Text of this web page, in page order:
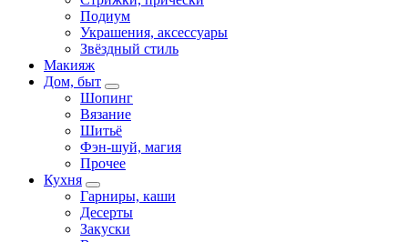
Подиум
Украшения, аксессуары
Звёздный стиль
Макияж
Дом, быт
Шопинг
Вязание
Шитьё
Фэн-шуй, магия
Прочее
Кухня
Гарниры, каши
Десерты
Закуски